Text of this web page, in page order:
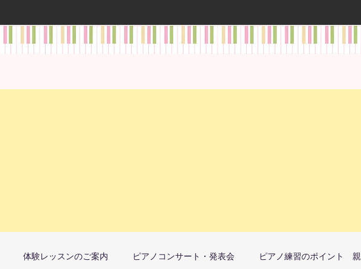
体験レッスンのご案内 ピアノコンサート・発表会 ピアノ練習のポイント